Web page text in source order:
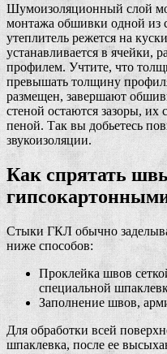
Шумоизоляционный слой
монтажа обшивки одной из
утеплитель режется на
устанавливается в ячейки,
профилем. Учтите, что
превышать толщину
размещен, завершают
стеной остаются зазоры, их
пеной. Так вы добьетесь
звукоизоляции.
Как спрятать
Стыки ГКЛ обычно
ниже способов:
Проклейка швов
специальной
Заполнение швов,
Для обработки всей
шпаклевка, после ее